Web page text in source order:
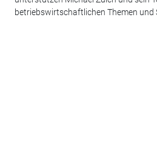
betriebswirtschaftlichen Themen und